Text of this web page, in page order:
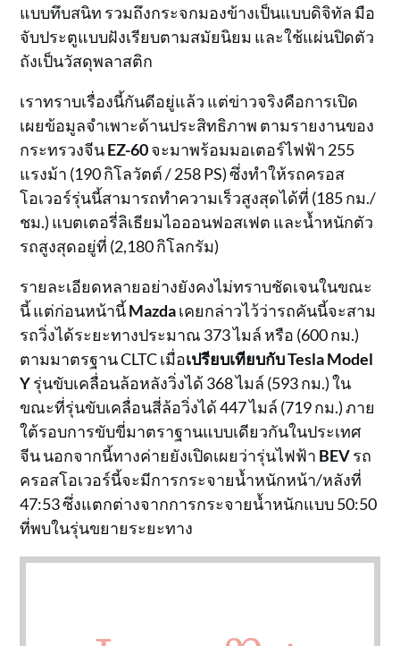
แบบทึบสนิท รวมถึงกระจกมองข้างเป็นแบบดิจิทัล มือ
จับประตูแบบฝังเรียบตามสมัยนิยม และใช้แผ่นปิดตัว
ถังเป็นวัสดุพลาสติก
เราทราบเรื่องนี้กันดีอยู่แล้ว แต่ข่าวจริงคือการเปิด
เผยข้อมูลจำเพาะด้านประสิทธิภาพ ตามรายงานของ
กระทรวงจีนEZ-60จะมาพร้อมมอเตอร์ไฟฟ้า 255
แรงม้า (190 กิโลวัตต์ / 258 PS) ซึ่งทำให้รถครอส
โอเวอร์รุ่นนี้สามารถทำความเร็วสูงสุดได้ที่ (185 กม./
ชม.) แบตเตอรี่ลิเธียมไอออนฟอสเฟต และน้ำหนักตัว
รถสูงสุดอยู่ที่ (2,180 กิโลกรัม)
รายละเอียดหลายอย่างยังคงไม่ทราบชัดเจนในขณะ
นี้ แต่ก่อนหน้านี้Mazdaเคยกล่าวไว้ว่ารถคันนี้จะสาม
รถวิ่งได้ระยะทางประมาณ 373 ไมล์ หรือ (600 กม.)
ตามมาตรฐาน CLTC เมื่อเปรียบเทียบกับ Tesla Model
Yรุ่นขับเคลื่อนล้อหลังวิ่งได้ 368 ไมล์ (593 กม.) ใน
ขณะที่รุ่นขับเคลื่อนสี่ล้อวิ่งได้ 447 ไมล์ (719 กม.) ภาย
ใต้รอบการขับขี่มาตราฐานแบบเดียวกันในประเทศ
จีน นอกจากนี้ทางค่ายยังเปิดเผยว่ารุ่นไฟฟ้า BEVรถ
ครอสโอเวอร์นี้จะมีการกระจายน้ำหนักหน้า/หลังที่
47:53 ซึ่งแตกต่างจากการกระจายน้ำหนักแบบ 50:50
ที่พบในรุ่นขยายระยะทาง